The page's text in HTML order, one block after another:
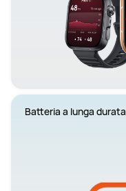
Batteria a lunga durata